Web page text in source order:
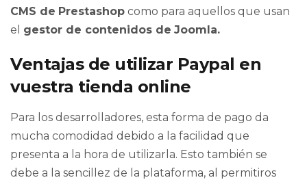
CMS de Prestashop como para aquellos que usan
el gestor de contenidos de Joomla.
Ventajas de utilizar Paypal en
vuestra tienda online
Para los desarrolladores, esta forma de pago da
mucha comodidad debido a la facilidad que
presenta a la hora de utilizarla. Esto también se
debe a la sencillez de la plataforma, al permitiros